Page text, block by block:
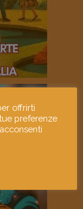
offrirti
preferenze